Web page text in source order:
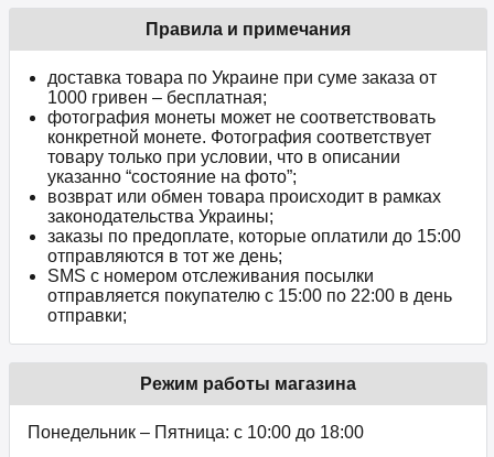
Правила и примечания
доставка товара по Украине при суме заказа от
1000 гривен – бесплатная;
фотография монеты может не соответствовать
конкретной монете. Фотография соответствует
товару только при условии, что в описании
указанно “состояние на фото”;
возврат или обмен товара происходит в рамках
законодательства Украины;
заказы по предоплате, которые оплатили до 15:00
отправляются в тот же день;
SMS с номером отслеживания посылки
отправляется покупателю с 15:00 по 22:00 в день
отправки;
Режим работы магазина
Понедельник – Пятница: с 10:00 до 18:00